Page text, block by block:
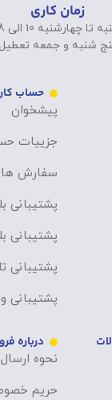
زمان کاری
تا چهارشنبه 10 الی 18
شنبه و جمعه
حساب
پیشخوان
جزییات
سفارش ها
پشتیبانی
پشتیبانی
پشتیبانی
پشتیبانی
درباره
نحوه ارسال
حریم